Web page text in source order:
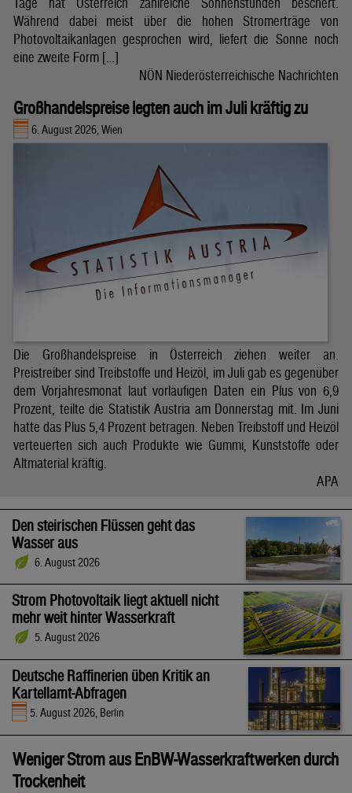
Während dabei meist über die hohen Stromerträge von
Photovoltaikanlagen gesprochen wird, liefert die Sonne noch
eine zweite Form […]
NÖN Niederösterreichische Nachrichten
Großhandelspreise legten auch im Juli kräftig zu
6. August 2026, Wien
Die Großhandelspreise in Österreich ziehen weiter an.
Preistreiber sind Treibstoffe und Heizöl, im Juli gab es gegenüber
dem Vorjahresmonat laut vorläufigen Daten ein Plus von 6,9
Prozent, teilte die Statistik Austria am Donnerstag mit. Im Juni
hatte das Plus 5,4 Prozent betragen. Neben Treibstoff und Heizöl
verteuerten sich auch Produkte wie Gummi, Kunststoffe oder
Altmaterial kräftig.
APA
Den steirischen Flüssen geht das
Wasser aus
6. August 2026
Strom Photovoltaik liegt aktuell nicht
mehr weit hinter Wasserkraft
5. August 2026
Deutsche Raffinerien üben Kritik an
Kartellamt-Abfragen
5. August 2026, Berlin
Weniger Strom aus EnBW-Wasserkraftwerken durch
Trockenheit